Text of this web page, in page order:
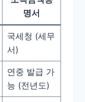
명서
국세청 (세무
서)
연중 발급 가
능 (전년도)